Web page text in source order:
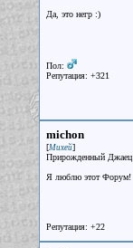
Да, это негр :)
Пол:
Репутация: +321
michon
[Михей]
Прирожденный Джаец
Я люблю этот Форум!
Репутация: +22